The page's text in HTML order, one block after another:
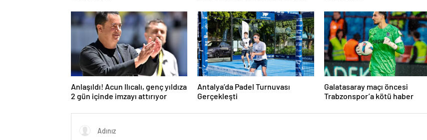
Anlaşıldı! Acun Ilıcalı, genç yıldıza
2 gün içinde imzayı attırıyor
Antalya’da Padel Turnuvası
Gerçekleşti
Galatasaray maçı öncesi
Trabzonspor’a kötü haber